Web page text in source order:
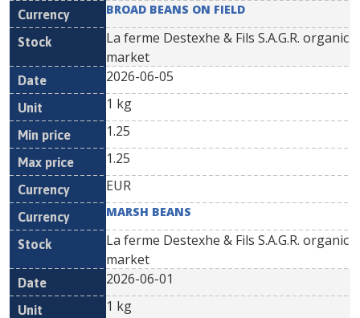
BROAD BEANS ON FIELD
La ferme Destexhe & Fils S.A.G.R. organic
market
2026-06-05
1 kg
1.25
1.25
EUR
MARSH BEANS
La ferme Destexhe & Fils S.A.G.R. organic
market
2026-06-01
1 kg